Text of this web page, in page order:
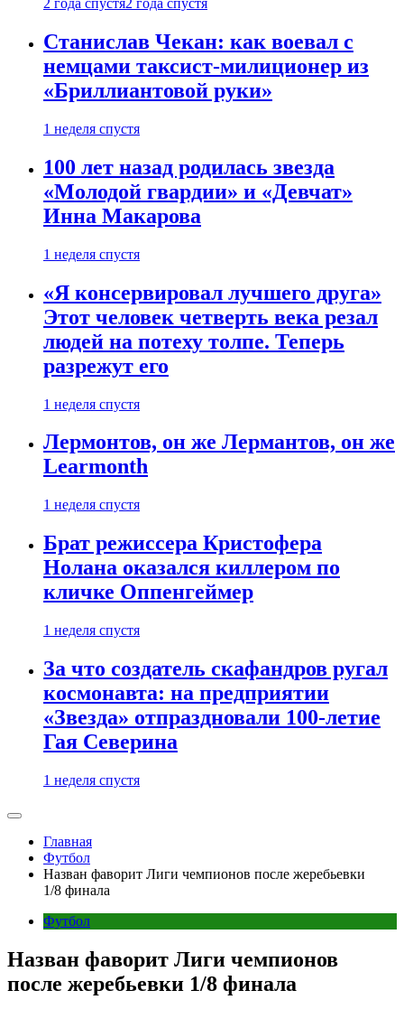
2 года спустя2 года спустя
Станислав Чекан: как воевал с
немцами таксист-милиционер из
«Бриллиантовой руки»
1 неделя спустя
100 лет назад родилась звезда
«Молодой гвардии» и «Девчат»
Инна Макарова
1 неделя спустя
«Я консервировал лучшего друга»
Этот человек четверть века резал
людей на потеху толпе. Теперь
разрежут его
1 неделя спустя
Лермонтов, он же Лермантов, он же
Learmonth
1 неделя спустя
Брат режиссера Кристофера
Нолана оказался киллером по
кличке Оппенгеймер
1 неделя спустя
За что создатель скафандров ругал
космонавта: на предприятии
«Звезда» отпраздновали 100-летие
Гая Северина
1 неделя спустя
Главная
Футбол
Назван фаворит Лиги чемпионов после жеребьевки
1/8 финала
Футбол
Назван фаворит Лиги чемпионов
после жеребьевки 1/8 финала